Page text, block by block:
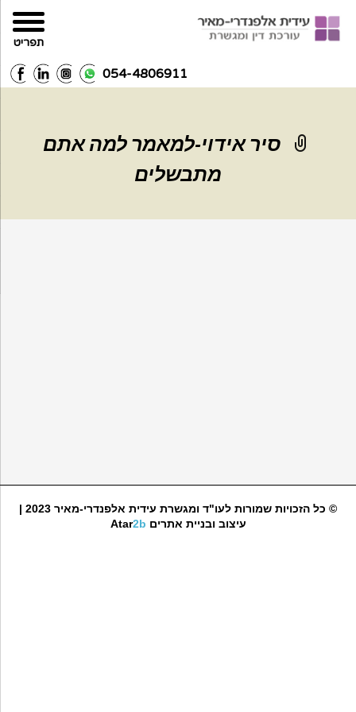
054-4806911
סיר אידוי-למאמר למה אתם
מתבשלים
© כל הזכויות שמורות לעו"ד ומגשרת עידית אלפנדרי-מאיר 2023 |
עיצוב ובניית אתרים
Atar2b
תפריט